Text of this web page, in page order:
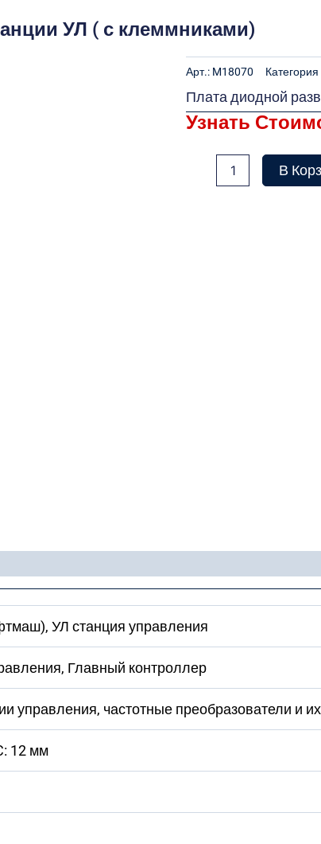
УЛ ( с клеммниками)
Арт.: M18070 Категория
Плата диодной
Узнать
В
УЛ станция управления
Главный контроллер
управления, частотные преобразователи и
12 мм